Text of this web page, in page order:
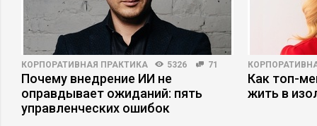
КОРПОРАТИВНАЯ ПРАКТИКА 5326 71
Почему внедрение ИИ не
оправдывает ожиданий: пять
управленческих ошибок
Как топ-
жить в